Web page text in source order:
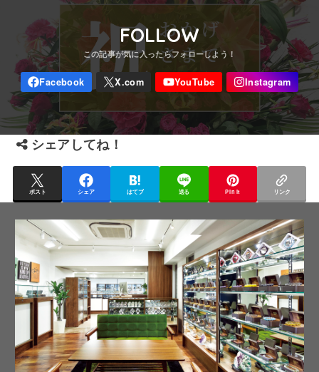
FOLLOW
シェアしてね！
ポスト シェア はてブ 送る Pin it リンク